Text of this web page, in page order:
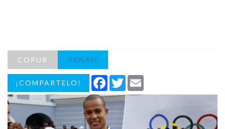
COPUR PANAM
¡COMPARTELO! Facebook
Twitter